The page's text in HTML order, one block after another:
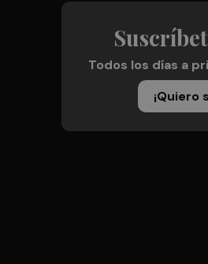
Todos los días a
¡Quiero